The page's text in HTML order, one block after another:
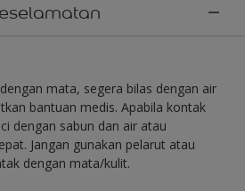
mata, segera bilas dengan air
bantuan medis. Apabila kontak
dengan sabun dan air atau
Jangan gunakan pelarut atau
dengan mata/kulit.